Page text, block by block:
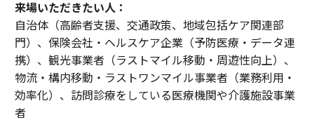
来場いただきたい人：
自治体（高齢者支援、交通政策、地域包括ケア関連部
門）、保険会社・ヘルスケア企業（予防医療・データ連
携）、観光事業者（ラストマイル移動・周遊性向上）、
物流・構内移動・ラストワンマイル事業者（業務利用・
効率化）、訪問診療をしている医療機関や介護施設事業
者